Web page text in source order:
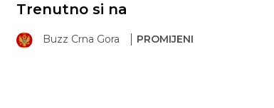
Trenutno si na
Buzz Crna Gora PROMIJENI